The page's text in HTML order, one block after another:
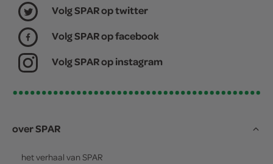
Volg SPAR op twitter
Volg SPAR op facebook
Volg SPAR op instagram
over SPAR
het verhaal van SPAR